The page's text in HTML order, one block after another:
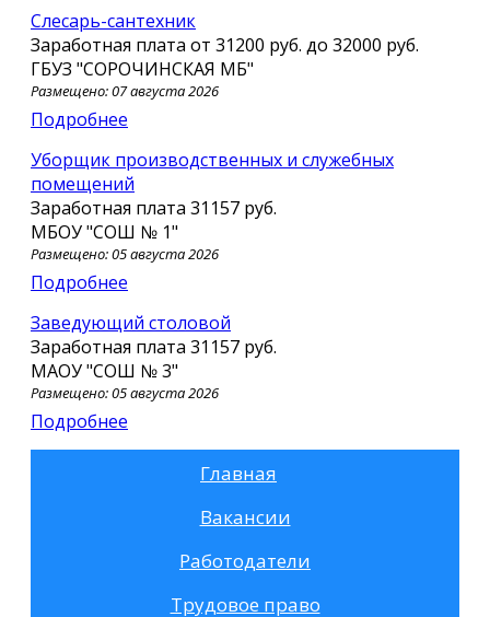
слесарь-сантехник
Заработная плата от 31200 руб. до 32000 руб.
ГБУЗ "СОРОЧИНСКАЯ МБ"
Размещено: 07 августа 2026
Подробнее
Уборщик производственных и служебных
помещений
Заработная плата 31157 руб.
МБОУ "СОШ № 1"
Размещено: 05 августа 2026
Подробнее
Заведующий столовой
Заработная плата 31157 руб.
МАОУ "СОШ № 3"
Размещено: 05 августа 2026
Подробнее
Главная
Вакансии
Работодатели
Трудовое право